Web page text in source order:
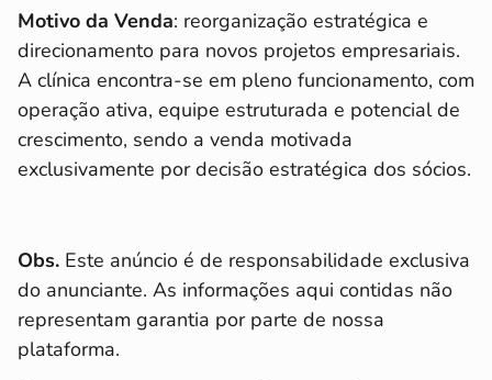
Motivo da Venda: reorganização estratégica e
direcionamento para novos projetos empresariais.
A clínica encontra-se em pleno funcionamento, com
operação ativa, equipe estruturada e potencial de
crescimento, sendo a venda motivada
exclusivamente por decisão estratégica dos sócios.
Obs. Este anúncio é de responsabilidade exclusiva
do anunciante. As informações aqui contidas não
representam garantia por parte de nossa
plataforma.